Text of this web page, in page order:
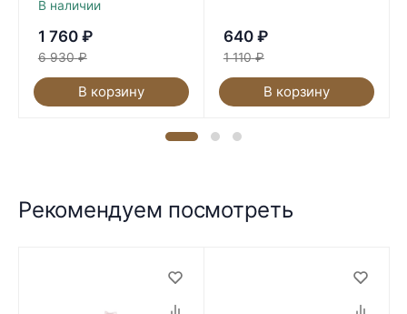
В наличии
1 760 ₽
6 930 ₽
В корзину
640 ₽
1 110 ₽
В корзину
Рекомендуем посмотреть